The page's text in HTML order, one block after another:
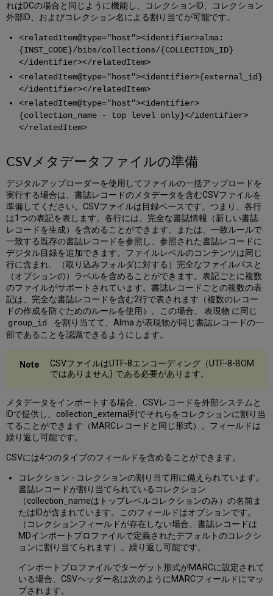
れはDCの場合と同じように機能し、コレクションID、コレクション
外部ID、およびコレクション名による割り当てが可能です。
<relatedItem@type="host"><identifier>alma:
{INST_CODE}/bibs/collections/{COLLECTION_ID}
</identifier></relatedItem>
<relatedItem@type="host"><identifier>{external_id}
</identifier></relatedItem>
<relatedItem@type="host"><identifier>
{collection_name - top level only}</identifier>
</relatedItem>
CSVメタデータファイルの準備
デジタルアップローダーを使用してファイルの一括アップロードを
実行する場合は、書誌レコードのメタデータを含むCSVファイルを
準備してください。CSVファイルは目録ベースです。つまり、各行
は1つの表記を表します。各行には、完全な書誌情報（新しい書誌
レコードを生成）を含めることができます。または、一致ルールで
一致する既存の書誌レコードを参照し、参照された書誌レコードに
デジタル目録を追加できます。ファイルレベルのコンテンツは同じ
行に含まれ、（取り込みフォルダに対する）完全なファイルパスと
（オプションの）ラベルを含めることができます。表記ごとに複数
のファイルがサポートされています。書誌レコードごとの複数の表
記は、完全な書誌レコードを含む2行で表されます（複数のレコー
ドの作成を防ぐためのルールを使用）。この場合、 表現物 に同じ
group_id
を割り当てて、Alma が表現物が同じ書誌レコードの一
部であることを認識できるようにします。
CSVファイルはUTF-8エンコーディング（UTF-8-BOM
ではありません) である必要があります。
メタデータをインポートする場合、CSVレコードを外部システムと
IDで提供し、collection_external列でそれらをコレクションに割り当
てることができます（MARCレコードと同じ形式）。フィールドは
繰り返し可能です。
CSVには4つのタイプのフィールドを含めることができます。
コレクション - コレクションの割り当て用に備えられています。
書誌レコードが割り当てられているコレクション
（collection_nameはトップレベルコレクションのみ）の名前ま
たはIDが含まれています。このフィールドはオプションです。
（コレクションフィールドが存在しない場合、書誌レコードは
MDインポートプロファイルで定義されたデフォルトのコレクシ
ョンに割り当てられます）。繰り返し可能です。
インポートプロファイルでターゲット形式がMARCに設定されて
いる場合、CSVヘッダー名は次のようにMARCフィールドにマッ
プされます。